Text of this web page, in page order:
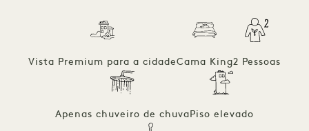
Vista Premium para a cidadeCama King2 Pessoas
Apenas chuveiro de chuvaPiso elevado